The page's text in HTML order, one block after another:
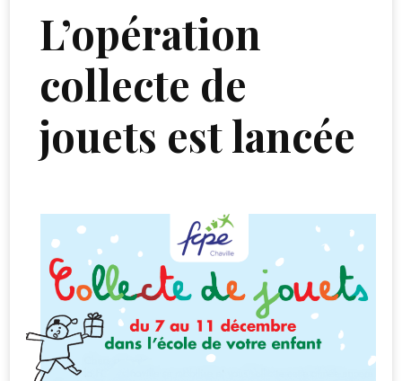
L’opération
collecte de
jouets est lancée